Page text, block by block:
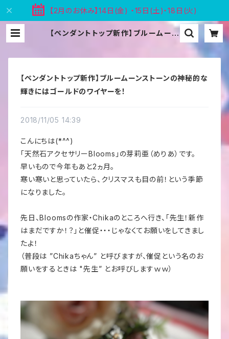
【2月のお休み】14日(金) ・15日(土)・18日(火)
【ペンダントトップ新作】ブルームーン
Blooms
【ペンダントトップ新作】ブルームーンストーンの神秘的な
輝きにはゴールドのワイヤーを！
2018/11/05 14:39
こんにちは(*^^)
「天然石アクセサリーBlooms」の芽莉亜（めりあ）です。
早いもので今年もあと2ヵ月。
寒い寒いと思っていたら、クリスマスも目の前！という季節
になりました。
先日、Bloomsの作家・Chikaのところへ行き、「先生！新作
はまだですか！？」と催促・・・じゃなくてお願いをしてきまし
たよ！
（普段は ”Chikaちゃん” と呼びますが、催促という名のお
願いをするときは "先生” とお呼びしますｗｗ）